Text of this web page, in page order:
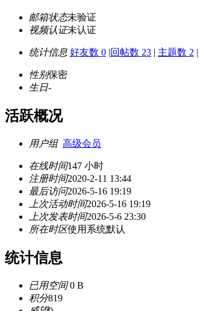
邮箱状态未验证
视频认证未认证
统计信息 好友数 0 |回帖数 23 | 主题数 2 |
性别保密
生日-
活跃概况
用户组 高级会员
在线时间147 小时
注册时间2020-2-11 13:44
最后访问2026-5-16 19:19
上次活动时间2026-5-16 19:19
上次发表时间2026-5-6 23:30
所在时区使用系统默认
统计信息
已用空间0 B
积分819